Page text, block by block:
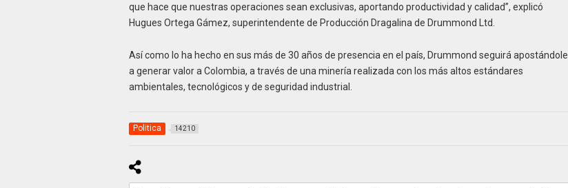
que hace que nuestras operaciones sean exclusivas, aportando productividad y calidad”, explicó
Hugues Ortega Gámez, superintendente de Producción Dragalina de Drummond Ltd.
Así como lo ha hecho en sus más de 30 años de presencia en el país, Drummond seguirá apostándole
a generar valor a Colombia, a través de una minería realizada con los más altos estándares
ambientales, tecnológicos y de seguridad industrial.
Politica 14210